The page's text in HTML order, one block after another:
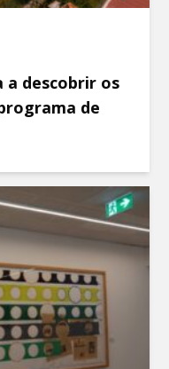
a descobrir os
de